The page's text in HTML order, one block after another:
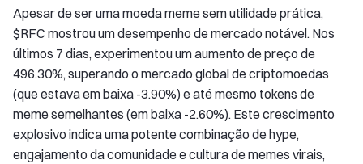
Apesar de ser uma moeda meme sem utilidade prática,
$RFC mostrou um desempenho de mercado notável. Nos
últimos 7 dias, experimentou um aumento de preço de
496.30%, superando o mercado global de criptomoedas
(que estava em baixa -3.90%) e até mesmo tokens de
meme semelhantes (em baixa -2.60%). Este crescimento
explosivo indica uma potente combinação de hype,
engajamento da comunidade e cultura de memes virais,